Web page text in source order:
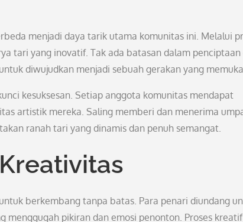
menjadi daya tarik utama komunitas ini. Melalui
tari yang inovatif. Tak ada batasan dalam penciptaan
diwujudkan menjadi sebuah gerakan yang
kesuksesan. Setiap anggota komunitas mendapat
artistik mereka. Saling memberi dan menerima
ranah tari yang dinamis dan penuh semangat.
berkembang tanpa batas. Para penari diundang
menggugah pikiran dan emosi penonton. Proses kreatif